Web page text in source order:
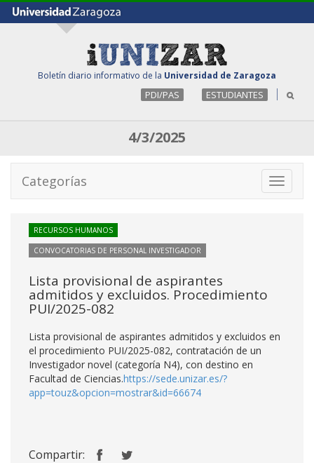
Boletín diario informativo de la Universidad de Zaragoza
PDI/PAS ESTUDIANTES
4/3/2025
Toggle
Categorías
RECURSOS HUMANOS
CONVOCATORIAS DE PERSONAL INVESTIGADOR
Lista provisional de aspirantes
admitidos y excluidos. Procedimiento
PUI/2025-082
Lista provisional de aspirantes admitidos y excluidos en
el procedimiento PUI/2025-082, contratación de un
Investigador novel (categoría N4), con destino en
Facultad de Ciencias.https://sede.unizar.es/?
app=touz&opcion=mostrar&id=66674
Compartir: